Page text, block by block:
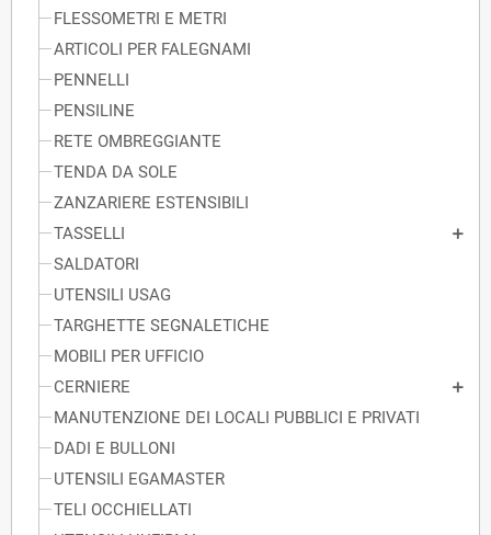
FLESSOMETRI E METRI
ARTICOLI PER FALEGNAMI
PENNELLI
PENSILINE
RETE OMBREGGIANTE
TENDA DA SOLE
ZANZARIERE ESTENSIBILI
TASSELLI
SALDATORI
UTENSILI USAG
TARGHETTE SEGNALETICHE
MOBILI PER UFFICIO
CERNIERE
MANUTENZIONE DEI LOCALI PUBBLICI E PRIVATI
DADI E BULLONI
UTENSILI EGAMASTER
TELI OCCHIELLATI